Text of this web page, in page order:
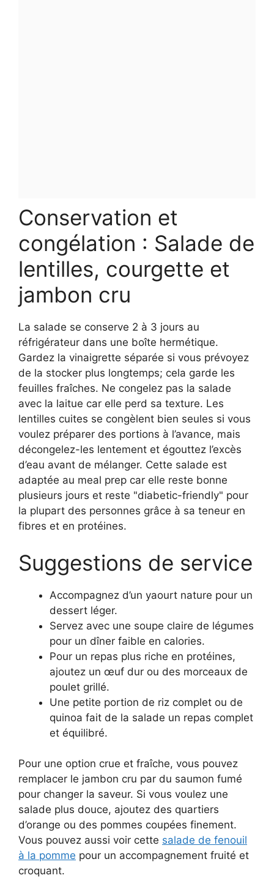
Conservation et
congélation : Salade de
lentilles, courgette et
jambon cru
La salade se conserve 2 à 3 jours au
réfrigérateur dans une boîte hermétique.
Gardez la vinaigrette séparée si vous prévoyez
de la stocker plus longtemps; cela garde les
feuilles fraîches. Ne congelez pas la salade
avec la laitue car elle perd sa texture. Les
lentilles cuites se congèlent bien seules si vous
voulez préparer des portions à l’avance, mais
décongelez-les lentement et égouttez l’excès
d’eau avant de mélanger. Cette salade est
adaptée au meal prep car elle reste bonne
plusieurs jours et reste "diabetic-friendly" pour
la plupart des personnes grâce à sa teneur en
fibres et en protéines.
Suggestions de service
Accompagnez d’un yaourt nature pour un
dessert léger.
Servez avec une soupe claire de légumes
pour un dîner faible en calories.
Pour un repas plus riche en protéines,
ajoutez un œuf dur ou des morceaux de
poulet grillé.
Une petite portion de riz complet ou de
quinoa fait de la salade un repas complet
et équilibré.
Pour une option crue et fraîche, vous pouvez
remplacer le jambon cru par du saumon fumé
pour changer la saveur. Si vous voulez une
salade plus douce, ajoutez des quartiers
d’orange ou des pommes coupées finement.
Vous pouvez aussi voir cette salade de fenouil
à la pomme pour un accompagnement fruité et
croquant.